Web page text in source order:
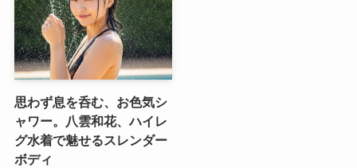
思わず息を呑む、お色気シ
ャワー。八雲和花、ハイレ
グ水着で魅せるスレンダー
ボディ